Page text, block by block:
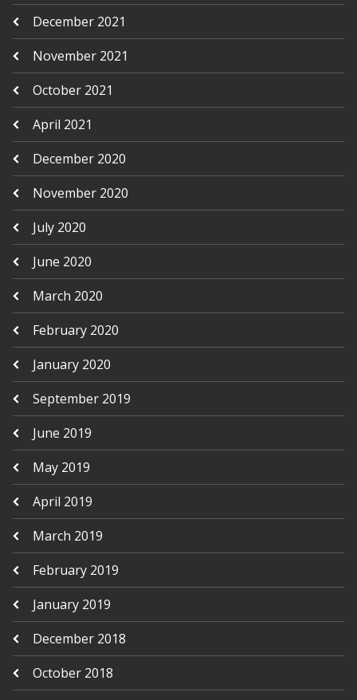
December 2021
November 2021
October 2021
April 2021
December 2020
November 2020
July 2020
June 2020
March 2020
February 2020
January 2020
September 2019
June 2019
May 2019
April 2019
March 2019
February 2019
January 2019
December 2018
October 2018